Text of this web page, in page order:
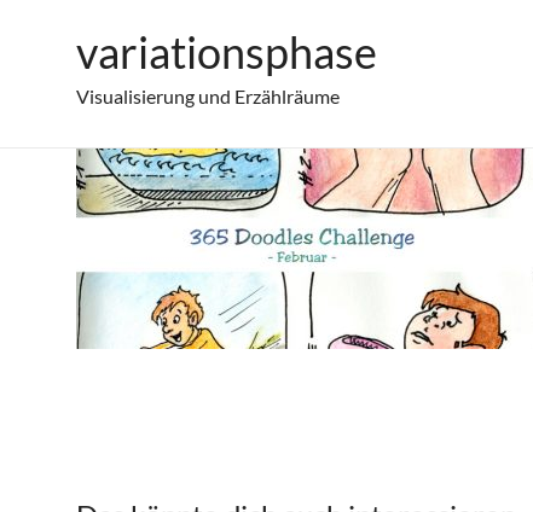
variationsphase
Visualisierung und Erzählräume
Doodles im Februar 2017